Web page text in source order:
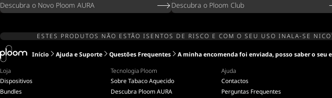
Descubra o Novo Ploom AURA Descubra o Ploom Club
ESTES PRODUTOS NÃO ESTÃO ISENTOS DE RISCO E COM O SEU USO INALA-SE
Início Ajuda e Suporte Questões Frequentes
A minha encomenda foi enviada, posso saber o seu
Loja
Dispositivos
Bundles
Tecnologia Ploom
Sobre Tabaco Aquecido
Descubra Ploom AURA
Ajuda
Contactos
Perguntas Frequentes